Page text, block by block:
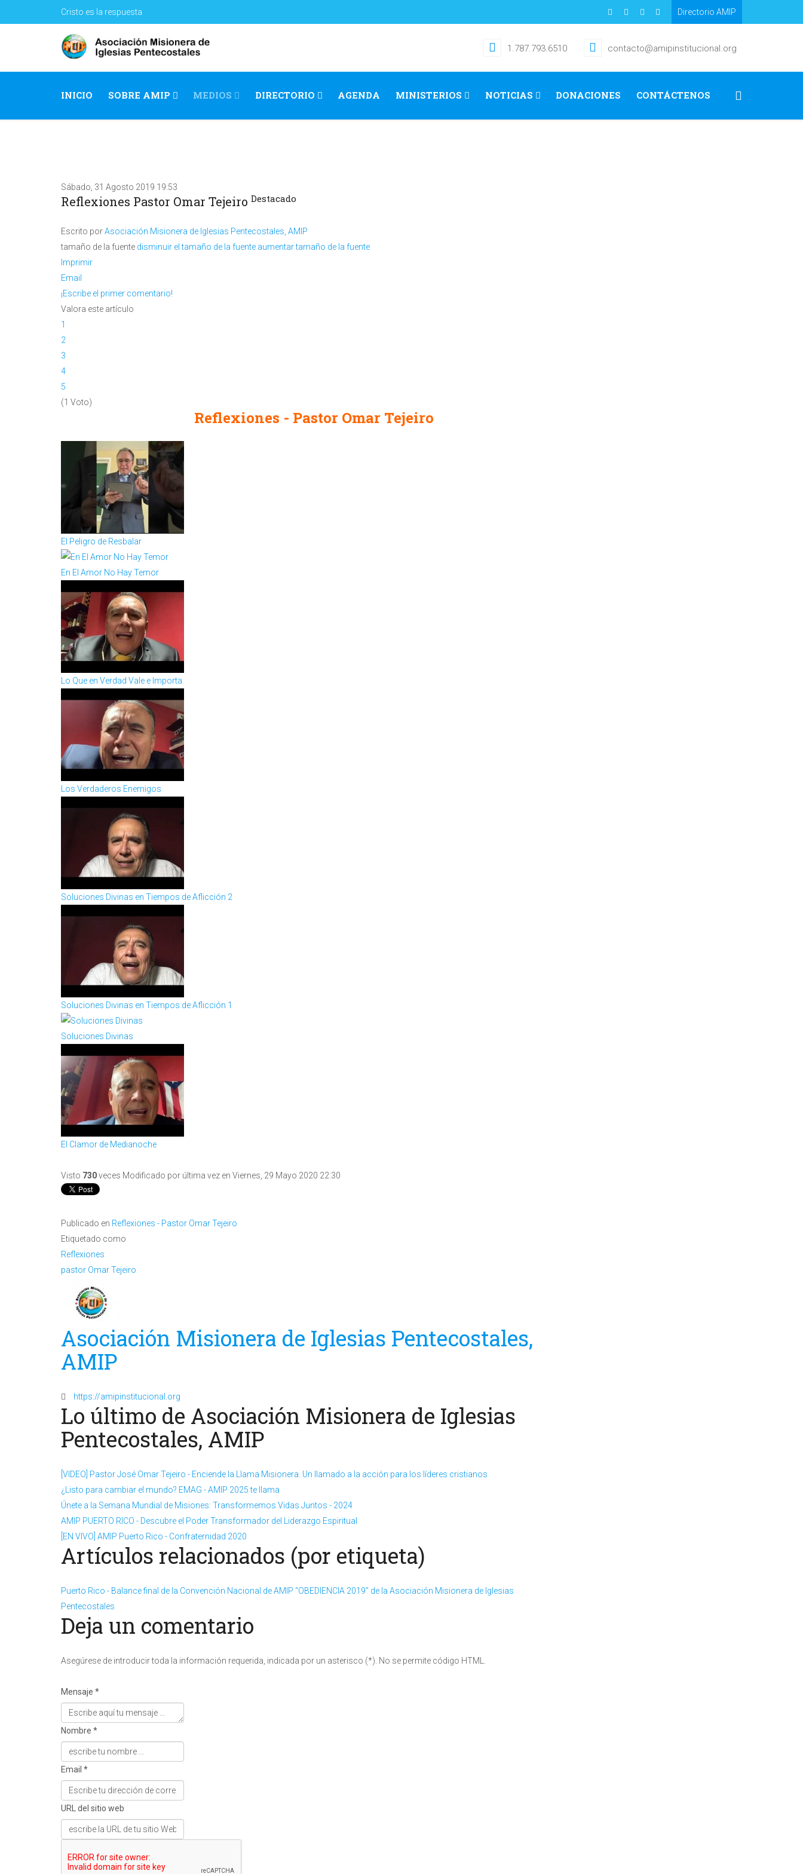
Cristo es la respuesta Directorio AMIP
1.787.793.6510 contacto@amipinstitucional.org
INICIO SOBRE AMIP MEDIOS DIRECTORIO AGENDA MINISTERIOS NOTICIAS DONACIONES CONTÁCTENOS
Sábado, 31 Agosto 2019 19:53
Reflexiones Pastor Omar Tejeiro Destacado
Escrito porAsociación Misionera de Iglesias Pentecostales, AMIP
tamaño de la fuente disminuir el tamaño de la fuente aumentar tamaño de la fuente
Imprimir
Email
¡Escribe el primer comentario!
Valora este artículo
1
2
3
4
5
(1 Voto)
Reflexiones - Pastor Omar Tejeiro
El Peligro de Resbalar
En El Amor No Hay Temor
Lo Que en Verdad Vale e Importa
Los Verdaderos Enemigos
Soluciones Divinas en Tiempos de Aflicción 2
Soluciones Divinas en Tiempos de Aflicción 1
Soluciones Divinas
El Clamor de Medianoche
Visto 730veces Modificado por última vez en Viernes, 29 Mayo 2020 22:30
Publicado en Reflexiones - Pastor Omar Tejeiro
Etiquetado como
Reflexiones
pastor Omar Tejeiro
Asociación Misionera de Iglesias Pentecostales,
AMIP
https://amipinstitucional.org
Lo último de Asociación Misionera de Iglesias
Pentecostales, AMIP
[VIDEO] Pastor José Omar Tejeiro - Enciende la Llama Misionera. Un llamado a la acción para los líderes cristianos
¿Listo para cambiar el mundo? EMAG - AMIP 2025 te llama
Únete a la Semana Mundial de Misiones: Transformemos Vidas Juntos - 2024
AMIP PUERTO RICO - Descubre el Poder Transformador del Liderazgo Espiritual
[EN VIVO] AMIP Puerto Rico - Confraternidad 2020
Artículos relacionados (por etiqueta)
Puerto Rico - Balance final de la Convención Nacional de AMIP “OBEDIENCIA 2019” de la Asociación Misionera de Iglesias
Pentecostales
Deja un comentario
Asegúrese de introducir toda la información requerida, indicada por un asterisco (*). No se permite código HTML.
Mensaje *
Nombre *
Email *
URL del sitio web